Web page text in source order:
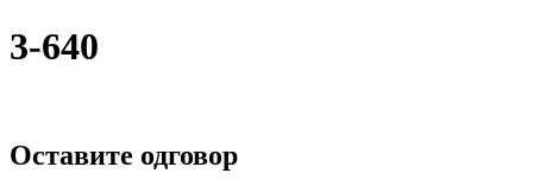
3-640
Оставите одговор